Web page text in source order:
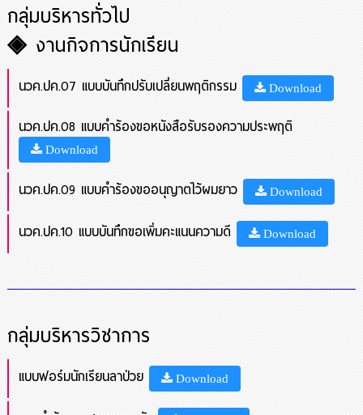
กลุ่มบริหารทั่วไป
◈ งานกิจการนักเรียน
นวค.ปค.07 แบบบันทึกปรับเปลี่ยนพฤติกรรม Download
นวค.ปค.08 แบบคำร้องขอหนังสือรับรองความประพฤติ
Download
นวค.ปค.09 แบบคำร้องขออนุญาตไว้ผมยาว Download
นวค.ปค.10 แบบบันทึกขอเพิ่มคะแนนความดี Download
กลุ่มบริหารวิชาการ
แบบฟอร์มนักเรียนลาป่วย Download